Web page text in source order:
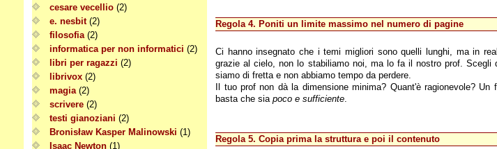
cesare vecellio (2)
e. nesbit (2)
filosofia (2)
informatica per non informatici (2)
libri per ragazzi (2)
librivox (2)
magia (2)
scrivere (2)
testi gianoziani (2)
Bronisław Kasper Malinowski (1)
Isaac Newton (1)
Regola 4. Poniti un limite massimo nel numero di pagine
Ci hanno insegnato che i temi migliori sono quelli lunghi, ma in
grazie al cielo, non lo stabiliamo noi, ma lo fa il nostro prof. Scegli
siamo di fretta e non abbiamo tempo da perdere.
Il tuo prof non dà la dimensione minima? Quant'è ragionevole? Un
basta che siapoco e sufficiente
Regola 5. Copia prima la struttura e poi il contenuto